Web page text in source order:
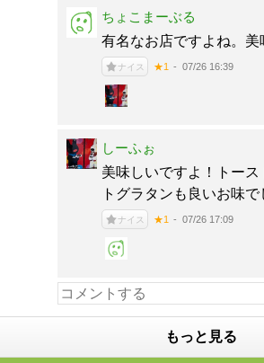
ちょこまーぶる
有名なお店ですよね。美
ナイス ★1 07/26 16:39
しーふぉ
美味しいですよ！トー
トグラタンも良いお味で
ナイス ★1 07/26 17:09
もっと見る